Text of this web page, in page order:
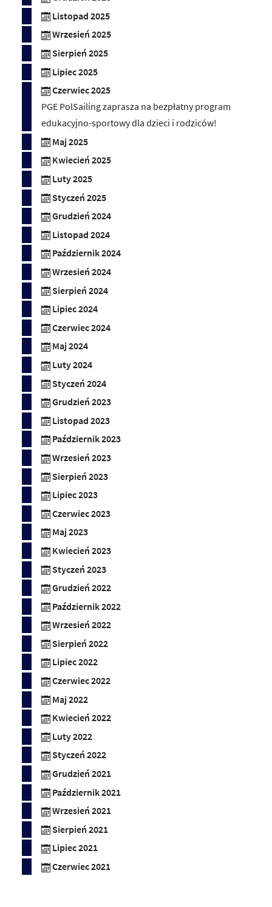
Listopad 2025
Wrzesień 2025
Sierpień 2025
Lipiec 2025
Czerwiec 2025
PGE PolSailing zaprasza na bezpłatny program
edukacyjno-sportowy dla dzieci i rodziców!
Maj 2025
Kwiecień 2025
Luty 2025
Styczeń 2025
Grudzień 2024
Listopad 2024
Październik 2024
Wrzesień 2024
Sierpień 2024
Lipiec 2024
Czerwiec 2024
Maj 2024
Luty 2024
Styczeń 2024
Grudzień 2023
Listopad 2023
Październik 2023
Wrzesień 2023
Sierpień 2023
Lipiec 2023
Czerwiec 2023
Maj 2023
Kwiecień 2023
Styczeń 2023
Grudzień 2022
Październik 2022
Wrzesień 2022
Sierpień 2022
Lipiec 2022
Czerwiec 2022
Maj 2022
Kwiecień 2022
Luty 2022
Styczeń 2022
Grudzień 2021
Październik 2021
Wrzesień 2021
Sierpień 2021
Lipiec 2021
Czerwiec 2021